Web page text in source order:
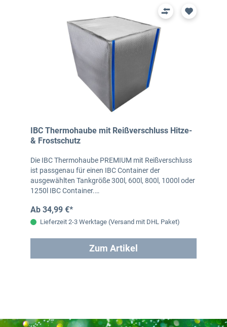
IBC Thermohaube mit Reißverschluss Hitze-
& Frostschutz
Die IBC Thermohaube PREMIUM mit Reißverschluss
ist passgenau für einen IBC Container der
ausgewählten Tankgröße 300l, 600l, 800l, 1000l oder
1250l IBC Container.…
Ab 34,99 €*
Lieferzeit 2-3 Werktage (Versand mit DHL Paket)
Zum Artikel